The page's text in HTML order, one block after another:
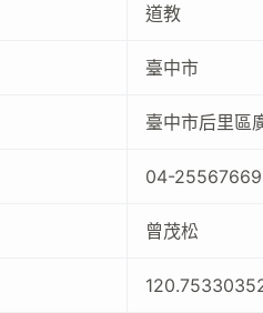
道教
臺中市
臺中市后里區
04-25567669
曾茂松